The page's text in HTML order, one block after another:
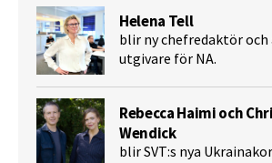
Helena Tell
blir ny chefredaktör och
utgivare för NA.
Rebecca Haimi och
Wendick
blir SVT:s nya